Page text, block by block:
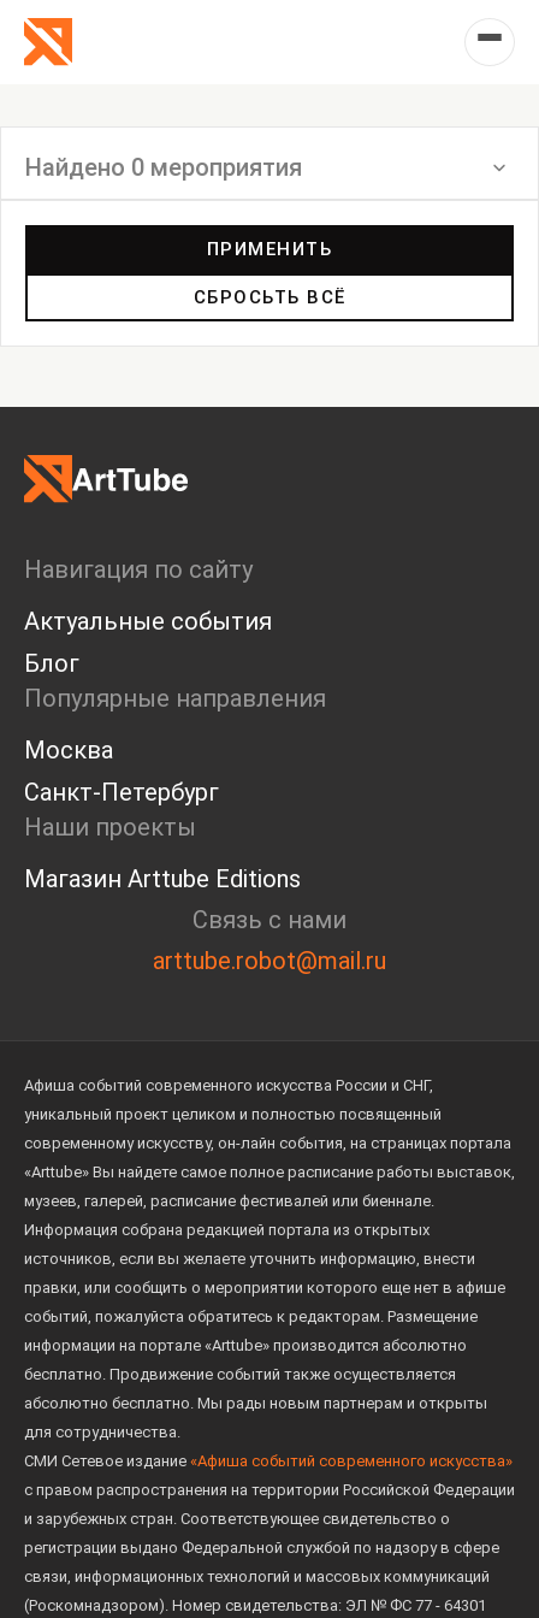
Найдено 0 мероприятия
Дискуссия
Пост-релиз
Пресс-конференция
Ярмарка
Open call
Экскурсия
Дискуссия
Cosmoscow 2024
Blazar 2024
Встречи
Круглый стол
ПРИМЕНИТЬ
СБРОСЬТЬ ВСЁ
Навигация по сайту
Актуальные события
Блог
Популярные направления
Москва
Санкт-Петербург
Наши проекты
Магазин Arttube Editions
Связь с нами
arttube.robot@mail.ru
Афиша событий современного искусства России и СНГ,
уникальный проект целиком и полностью посвященный
современному искусству, он-лайн события, на страницах портала
«Arttube» Вы найдете самое полное расписание работы выставок,
музеев, галерей, расписание фестивалей или биеннале.
Информация собрана редакцией портала из открытых
источников, если вы желаете уточнить информацию, внести
правки, или сообщить о мероприятии которого еще нет в афише
событий, пожалуйста обратитесь к редакторам. Размещение
информации на портале «Arttube» производится абсолютно
бесплатно. Продвижение событий также осуществляется
абсолютно бесплатно. Мы рады новым партнерам и открыты
для сотрудничества.
СМИ Сетевое издание «Афиша событий современного искусства»
с правом распространения на территории Российской Федерации
и зарубежных стран. Соответствующее свидетельство о
регистрации выдано Федеральной службой по надзору в сфере
связи, информационных технологий и массовых коммуникаций
(Роскомнадзором). Номер свидетельства: ЭЛ № ФС 77 - 64301